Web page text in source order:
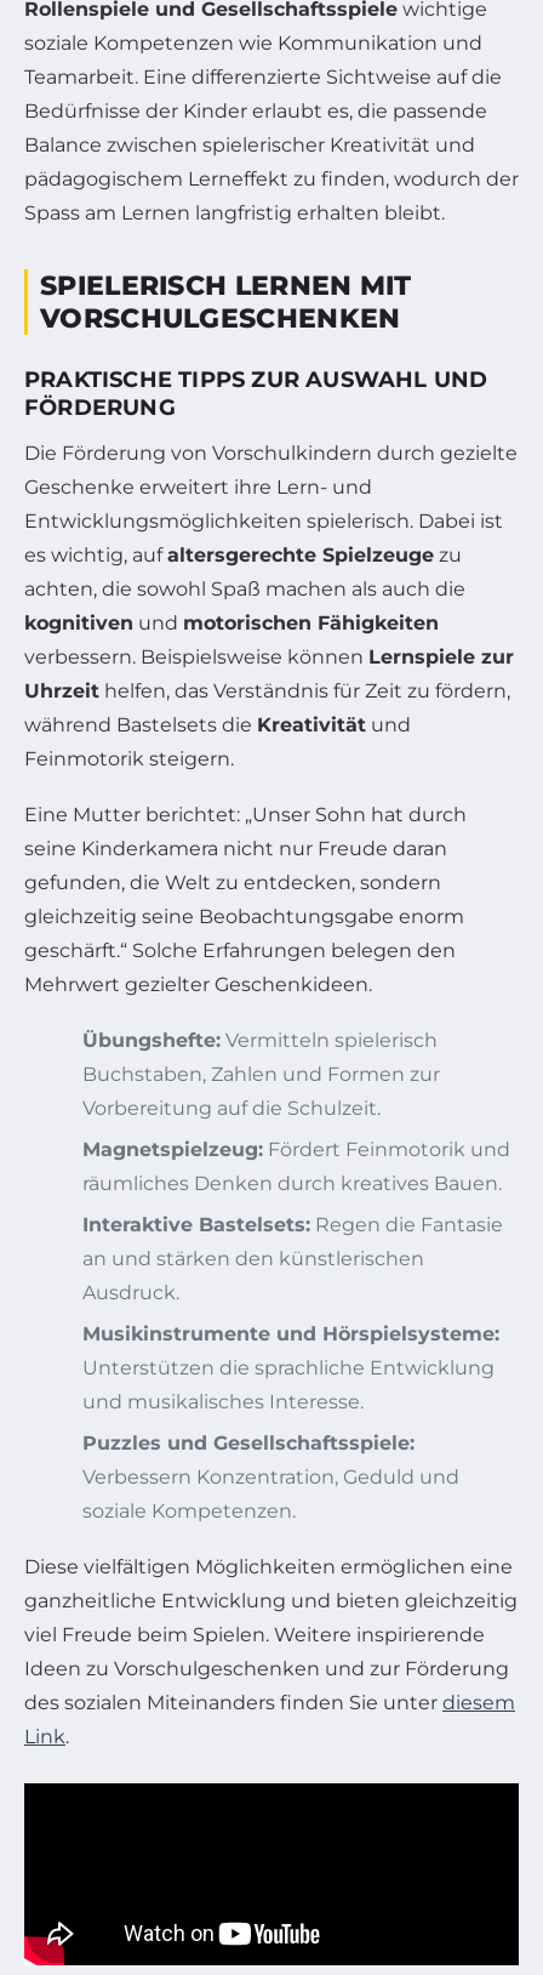
Rollenspiele und Gesellschaftsspiele wichtige
soziale Kompetenzen wie Kommunikation und
Teamarbeit. Eine differenzierte Sichtweise auf die
Bedürfnisse der Kinder erlaubt es, die passende
Balance zwischen spielerischer Kreativität und
pädagogischem Lerneffekt zu finden, wodurch der
Spass am Lernen langfristig erhalten bleibt.
SPIELERISCH LERNEN MIT
VORSCHULGESCHENKEN
PRAKTISCHE TIPPS ZUR AUSWAHL UND
FÖRDERUNG
Die Förderung von Vorschulkindern durch gezielte
Geschenke erweitert ihre Lern- und
Entwicklungsmöglichkeiten spielerisch. Dabei ist
es wichtig, aufaltersgerechte Spielzeuge zu
achten, die sowohl Spaß machen als auch die
kognitiven und motorischen Fähigkeiten
verbessern. Beispielsweise können Lernspiele zur
Uhrzeit helfen, das Verständnis für Zeit zu fördern,
während Bastelsets die Kreativität und
Feinmotorik steigern.
Eine Mutter berichtet: „Unser Sohn hat durch
seine Kinderkamera nicht nur Freude daran
gefunden, die Welt zu entdecken, sondern
gleichzeitig seine Beobachtungsgabe enorm
geschärft.“ Solche Erfahrungen belegen den
Mehrwert gezielter Geschenkideen.
Übungshefte: Vermitteln spielerisch
Buchstaben, Zahlen und Formen zur
Vorbereitung auf die Schulzeit.
Magnetspielzeug: Fördert Feinmotorik und
räumliches Denken durch kreatives Bauen.
Interaktive Bastelsets: Regen die Fantasie
an und stärken den künstlerischen
Ausdruck.
Musikinstrumente und Hörspielsysteme:
Unterstützen die sprachliche Entwicklung
und musikalisches Interesse.
Puzzles und Gesellschaftsspiele:
Verbessern Konzentration, Geduld und
soziale Kompetenzen.
Diese vielfältigen Möglichkeiten ermöglichen eine
ganzheitliche Entwicklung und bieten gleichzeitig
viel Freude beim Spielen. Weitere inspirierende
Ideen zu Vorschulgeschenken und zur Förderung
des sozialen Miteinanders finden Sie unter diesem
Link.